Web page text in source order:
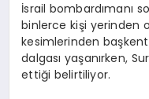
İsrail bombardımanı
binlerce kişi yerinden
kesimlerinden
dalgası yaşanırken,
ettiği belirtiliyor.